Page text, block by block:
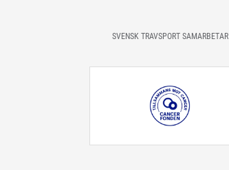
SVENSK TRAVSPORT SAMARBETAR